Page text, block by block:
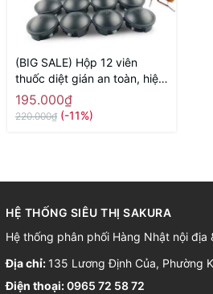
(BIG SALE) Hộp 12 viên
thuốc diệt gián an toàn, hiệu
quả - Hàng Nhật nội địa
195.000₫
220.000₫ (-11%)
HỆ THỐNG SIÊU THỊ SAKURA
Hệ thống phân phối Hàng Nhật nội địa
Địa chỉ: 135 Lương Định Của, Phường
Điện thoại:0965 72 58 72